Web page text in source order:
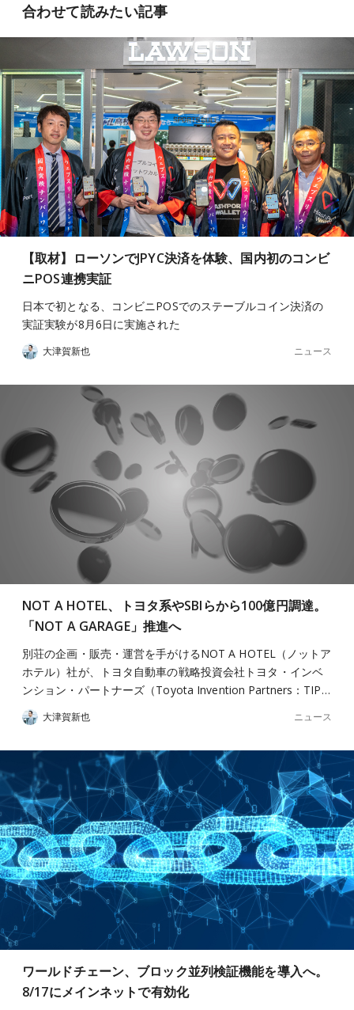
合わせて読みたい記事
【取材】ローソンでJPYC決済を体験、国内初のコンビ
ニPOS連携実証
日本で初となる、コンビニPOSでのステーブルコイン決済の
実証実験が8月6日に実施された
大津賀新也 ニュース
NOT A HOTEL、トヨタ系やSBIらから100億円調達。
「NOT A GARAGE」推進へ
別荘の企画・販売・運営を手がけるNOT A HOTEL（ノットア
ホテル）社が、トヨタ自動車の戦略投資会社トヨタ・インベ
ンション・パートナーズ（Toyota Invention Partners：TIP…
大津賀新也 ニュース
ワールドチェーン、ブロック並列検証機能を導入へ。
8/17にメインネットで有効化